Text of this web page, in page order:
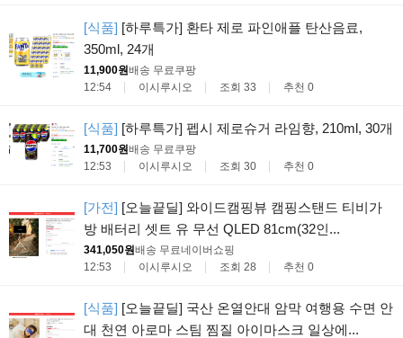
[식품] [하루특가] 환타 제로 파인애플 탄산음료,
350ml, 24개
11,900원배송 무료 쿠팡
12:54
이시루시오 조회 33 추천 0
[식품] [하루특가] 펩시 제로슈거 라임향, 210ml, 30개
11,700원배송 무료 쿠팡
12:53
이시루시오 조회 30 추천 0
[가전] [오늘끝딜] 와이드캠핑뷰 캠핑스탠드 티비가
방 배터리 셋트 유 무선 QLED 81cm(32인...
341,050원배송 무료네이버쇼핑
12:53
이시루시오 조회 28 추천 0
[식품] [오늘끝딜] 국산 온열안대 암막 여행용 수면 안
대 천연 아로마 스팀 찜질 아이마스크 일상에...